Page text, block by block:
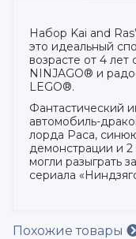
Набор Kai and
это идеальный
возрасте от 4
NINJAGO® и
LEGO®.
Фантастический
автомобиль-
лорда Раса,
демонстрации и
могли разыграть
сериала
Похожие товары